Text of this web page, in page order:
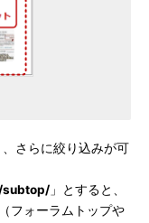
さらに絞り込みが可
」とすると、
フォーラムトップや